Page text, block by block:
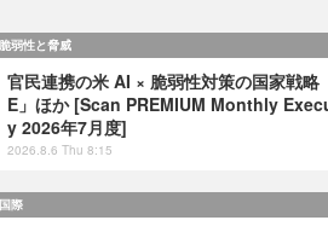
脆弱性と脅威
官民連携の米 AI × 脆弱性対策の国家戦略
E」ほか [Scan PREMIUM Monthly
y 2026年7月度]
2026.8.6 Thu 8:15
国際